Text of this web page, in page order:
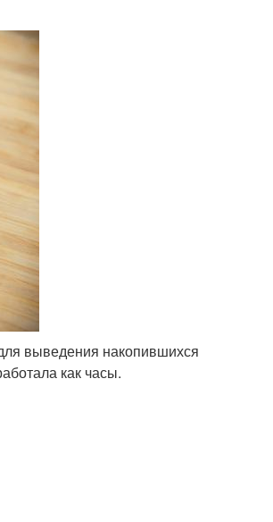
выведения накопившихся
как часы.